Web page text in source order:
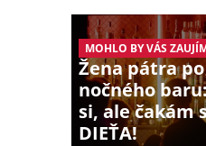
MOHLO BY VÁS
Žena pátra
nočného
si, ale čakám
DIEŤA!